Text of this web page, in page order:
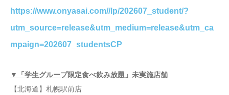
https://www.onyasai.com//lp/202607_student/?
utm_source=release&utm_medium=release&utm_ca
mpaign=202607_studentsCP
▼「学生グループ限定食べ飲み放題」未実施店舗
【北海道】札幌駅前店